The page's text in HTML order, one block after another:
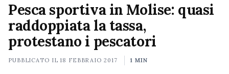
Pesca sportiva in Molise: quasi
raddoppiata la tassa,
protestano i pescatori
PUBBLICATO IL18 FEBBRAIO 2017 1 MIN